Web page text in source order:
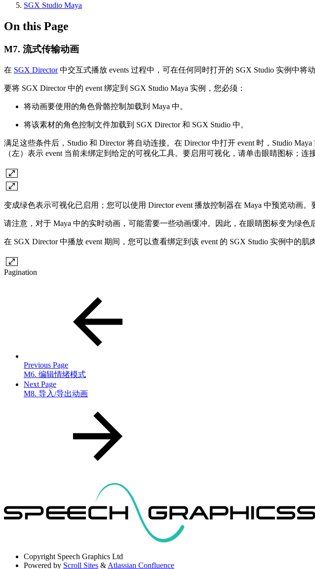
SGX Studio Maya
On this Page
M7. 流式传输动画
在 SGX Director中交互式播放 events 过程中，可在任何同时打开的 SGX Studio 实例中将
要将 SGX Director 中的 event 绑定到 SGX Studio Maya 实例，您必须：
将动画要使用的角色骨骼控制加载到 Maya 中。
将该素材的角色控制文件加载到 SGX Director 和 SGX Studio 中。
满足这些条件后，Studio 和 Director 将自动连接。在 Director 中打开 event 时，Studio
（左）表示 event 当前未绑定到给定的可视化工具。要启用可视化，请单击眼睛图标；
变成绿色表示可视化已启用；您可以使用 Director event 播放控制器在 Maya 中预览动画
请注意，对于 Maya 中的实时动画，可能需要一些动画缓冲。因此，在眼睛图标变为绿色
在 SGX Director 中播放 event 期间，您可以查看绑定到该 event 的 SGX Studio 实例中的
Pagination
Previous Page
M6. 编辑情绪模式
Next Page
M8. 导入/导出动画
Copyright Speech Graphics Ltd
Powered by Scroll Sites & Atlassian Confluence